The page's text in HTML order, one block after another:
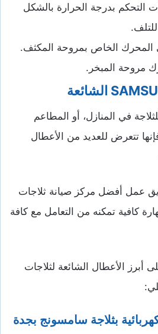
بدرجة الحرارة بالشكل
الخاص بمروحة المكثف.
مروحة المبخر.
الشائعة
في المنازل، أو المطاعم
تتعرض للعديد من الأعطال
عمل أفضل مركز صيانة ثلاجات
كافية تمكنه من التعامل مع كافة
أبرز الأعطال الشائعة لثلاجات